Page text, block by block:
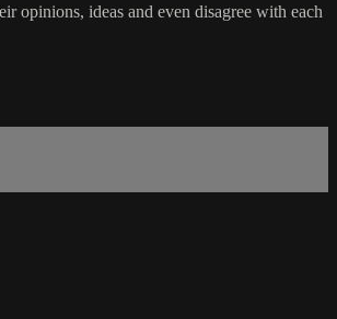
opinions, ideas and even disagree with each